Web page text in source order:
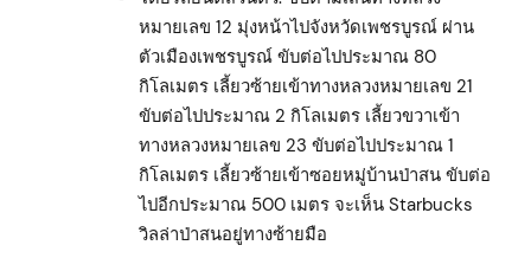
หมายเลข 12 มุ่งหน้าไปจังหวัดเพชรบูรณ์ ผ่าน
ตัวเมืองเพชรบูรณ์ ขับต่อไปประมาณ 80
กิโลเมตร เลี้ยวซ้ายเข้าทางหลวงหมายเลข 21
ขับต่อไปประมาณ 2 กิโลเมตร เลี้ยวขวาเข้า
ทางหลวงหมายเลข 23 ขับต่อไปประมาณ 1
กิโลเมตร เลี้ยวซ้ายเข้าซอยหมู่บ้านป่าสน ขับต่อ
ไปอีกประมาณ 500 เมตร จะเห็น Starbucks
วิลล่าป่าสนอยู่ทางซ้ายมือ